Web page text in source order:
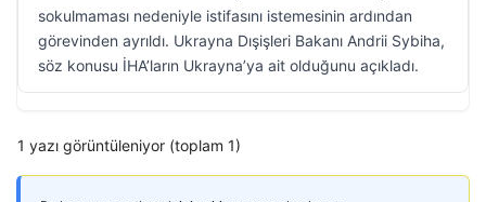
sokulmaması nedeniyle istifasını istemesinin ardından
görevinden ayrıldı. Ukrayna Dışişleri Bakanı Andrii Sybiha,
söz konusu İHA’ların Ukrayna’ya ait olduğunu açıkladı.
1 yazı görüntüleniyor (toplam 1)